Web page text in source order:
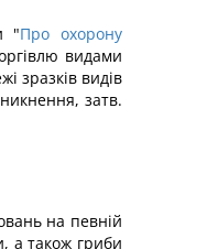
"Про охорону
видами
зразків видів
затв.
на певній
а також гриби